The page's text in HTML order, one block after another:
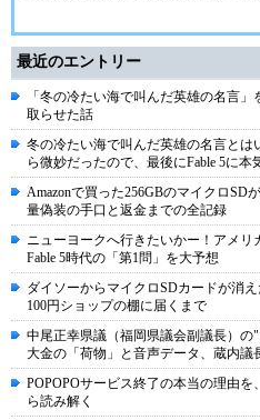
最近のエントリー
「冬の冷たい海で叫んだ英雄の名言
取らせた話
冬の冷たい海で叫んだ英雄の名言と
ら微妙だったので、最後にFable 5に本
Amazonで買った256GBのマイクロ
量偽装の手口と返金までの全記録
ニューヨークへ行きたいかー！アメリ
Fable 5時代の「第1問」を大予想
ダイソーからマイクロSDカードが消
100円ショップの棚に届くまで
中尾正幸県議（福岡県議会副議長）
大金の「荷物」と音声データ、蔵内議
POPOPOサービス終了の本当の理由
ら読み解く